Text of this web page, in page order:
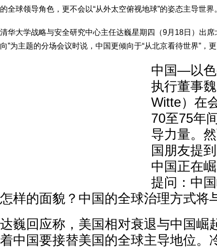
的全球领导角色，更不会以“从外太空俯视地球”的姿态主导世界
清华大学战略与安全研究中心主任达巍星期四（9月18日）出席
向”为主题的分场会议时说，中国更倾向于“从北京看待世界”，
中国—以
执行董事
Witte）在
70至75年
导力量。
国朋友提
中国正在
提问：中
怎样的面貌？中国的全球治理方式将
达巍回应称，美国相对衰退与中国崛
着中国要接替美国的全球主导地位。